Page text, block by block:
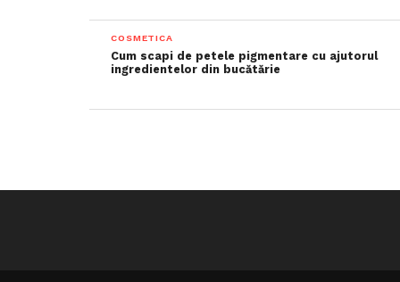
COSMETICA
Cum scapi de petele pigmentare cu ajutorul
ingredientelor din bucătărie